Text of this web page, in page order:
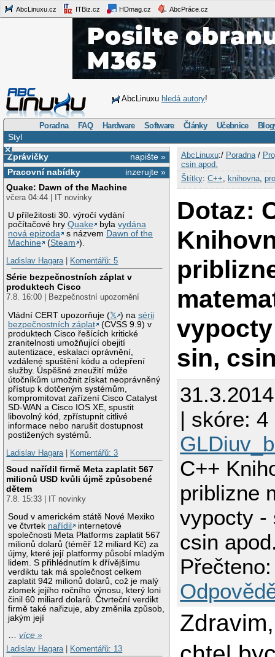
AbcLinuxu.cz ITBiz.cz HDmag.cz AbcPráce.cz
AbcLinuxu hledá autory!
Poradna FAQ Hardware Software Články Učebnice
Styl
×
napište »
Zprávičky
inzerujte »
Pracovní nabídky
Quake: Dawn of the Machine
včera 04:44 | IT novinky
U příležitosti 30. výročí vydání
počítačové hryQuake bylavydána
nová epizoda
s názvem Dawn of the
Machine
(Steam ).
Ladislav Hagara| Komentářů: 5
Série bezpečnostních záplat v
produktech Cisco
7.8. 16:00 | Bezpečnostní upozornění
Vládní CERT upozorňuje (𝕏 ) nasérii
bezpečnostních záplat
(CVSS 9.9) v
produktech Cisco řešících kritické
zranitelnosti umožňující obejití
autentizace, eskalaci oprávnění,
vzdálené spuštění kódu a odepření
služby. Úspěšné zneužití může
útočníkům umožnit získat neoprávněný
přístup k dotčeným systémům,
kompromitovat zařízení Cisco Catalyst
SD-WAN a Cisco IOS XE, spustit
libovolný kód, zpřístupnit citlivé
informace nebo narušit dostupnost
postižených systémů.
Ladislav Hagara| Komentářů: 3
Soud nařídil firmě Meta zaplatit 567
milionů USD kvůli újmě způsobené
dětem
7.8. 15:33 | IT novinky
Soud v americkém státě Nové Mexiko
ve čtvrtek nařídil
internetové
společnosti Meta Platforms zaplatit 567
milionů dolarů (téměř 12 miliard Kč) za
újmy, které její platformy působí mladým
lidem. S přihlédnutím k dřívějšímu
verdiktu tak má společnost celkem
zaplatit 942 milionů dolarů, což je malý
zlomek jejího ročního výnosu, který loni
činil 60 miliard dolarů. Čtvrteční verdikt
firmě také nařizuje, aby změnila způsob,
jakým její
…více »
Ladislav Hagara
Komentářů: 13
AbcLinuxu:/ Poradna/
csin apod.
Štítky: C++, knihovna,
Dotaz:
sin,
| skóre: 4
C++
priblizne
vypocty -
csin
Zdravim,